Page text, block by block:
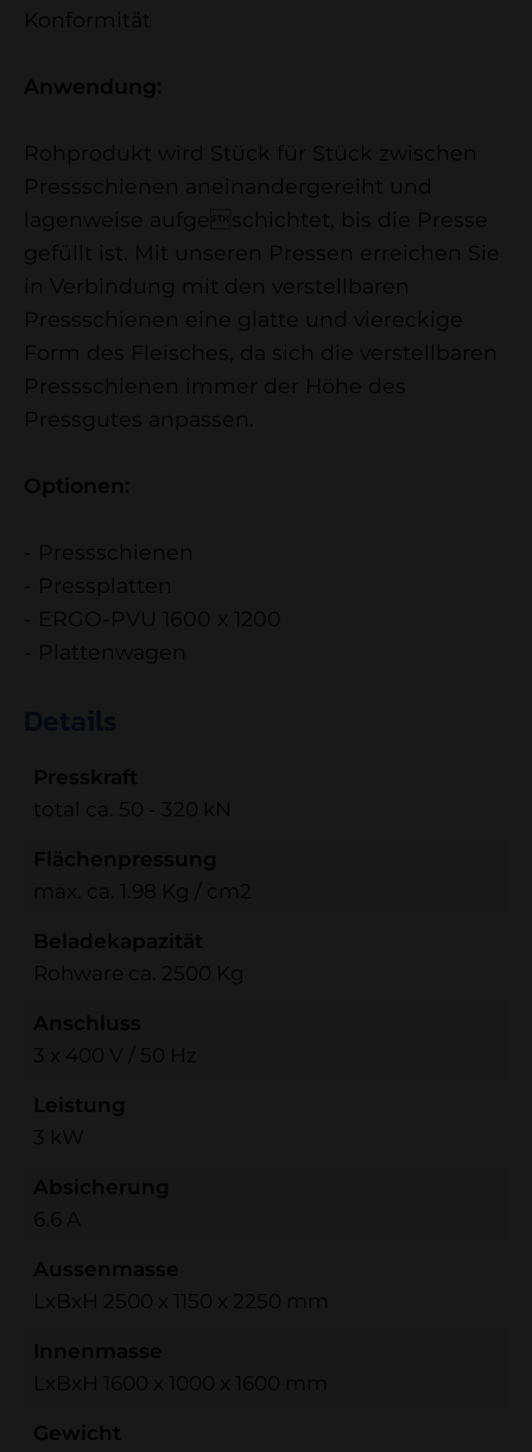
Konformität
Anwendung:
Rohprodukt wird Stück für Stück zwischen
Pressschienen aneinandergereiht und
lagenweise aufgeschichtet, bis die Presse
gefüllt ist. Mit unseren Pressen erreichen Sie
in Verbindung mit den verstellbaren
Pressschienen eine glatte und viereckige
Form des Fleisches, da sich die verstellbaren
Pressschienen immer der Höhe des
Pressgutes anpassen.
Optionen:
- Pressschienen
- Pressplatten
- ERGO-PVU 1600 x 1200
- Plattenwagen
Presskraft
total ca. 50 - 320 kN
Flächenpressung
max. ca. 1.98 Kg / cm2
Beladekapazität
Rohware ca. 2500 Kg
Anschluss
3 x 400 V / 50 Hz
Leistung
3 kW
Absicherung
6.6 A
Aussenmasse
LxBxH 2500 x 1150 x 2250 mm
Innenmasse
LxBxH 1600 x 1000 x 1600 mm
Gewicht